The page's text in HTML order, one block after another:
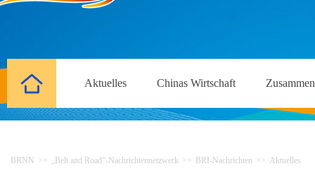
Aktuelles Chinas Wirtschaft
BRNN >> „Belt and Road“-Nachrichtennetzwerk >> BRI-Nachrichten >> Aktuelles